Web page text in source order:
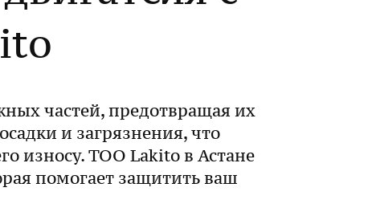
частей, предотвращая их
и загрязнения, что
износу. ТОО Lakito в Астане
помогает защитить ваш